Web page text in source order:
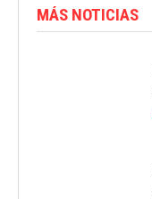
MÁS NOTICIAS